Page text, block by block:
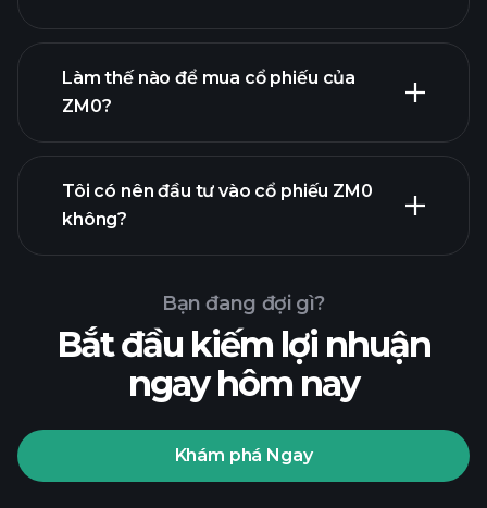
báo cáo
tài chính
Làm thế nào để mua cổ phiếu của
ZM0?
Playtrade
Tournaments
nhà môi
Tôi có nên đầu tư vào cổ phiếu ZM0
không?
Bạn đang đợi gì?
Bắt đầu kiếm lợi nhuận
ngay hôm nay
Khám phá Ngay